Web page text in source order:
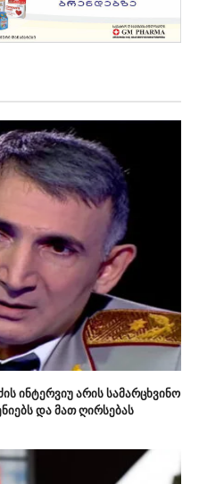
ინტერვიუ არის სამარცხვინო
და მათ ღირსებას